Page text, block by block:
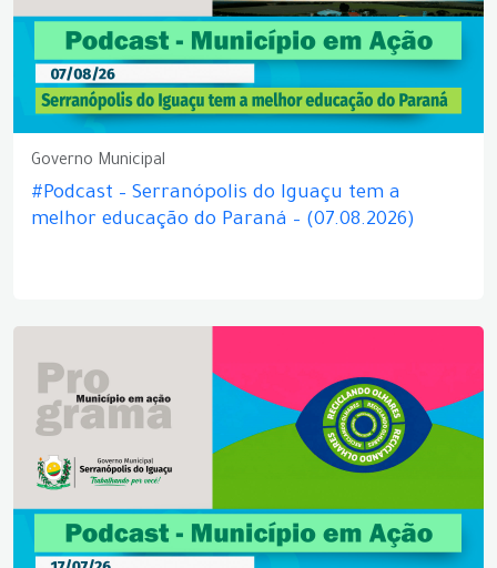
Governo Municipal
#Podcast – Serranópolis do Iguaçu tem a
melhor educação do Paraná – (07.08.2026)